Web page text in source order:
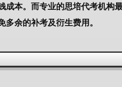
成本。而专业的思培代考机构
余的补考及衍生费用。